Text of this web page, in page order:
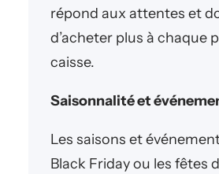
répond aux attentes et
d’acheter plus à chaque
caisse.
Saisonnalité et
Les saisons et
Black Friday ou les fêtes